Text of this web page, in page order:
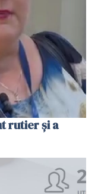
rutier și a